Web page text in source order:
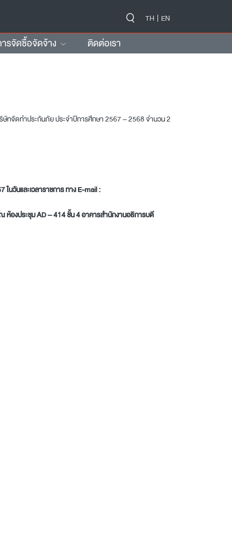
TH
EN
รจัดซื้อจัดจ้าง ติดต่อเรา
ทจัดทำประกันภัย ประจำปีการศึกษา 2567 – 2568 จำนวน 2
วันและเวลาราชการ ทาง E-mail :
องประชุม AD – 414 ชั้น 4 อาคารสำนักงานอธิการบดี